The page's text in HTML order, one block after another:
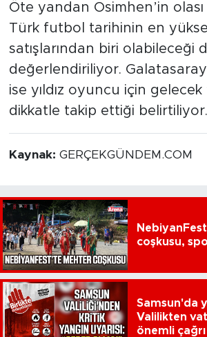
Öte yandan Osimhen’in
Türk futbol tarihinin en
satışlarından biri olabileceği
değerlendiriliyor.
ise yıldız oyuncu için
dikkatle takip ettiği belirtiliyor.
Kaynak: GERÇEKGÜNDEM.COM
coşkusu,
Samsun'da
Valilikten
önemli çağrı